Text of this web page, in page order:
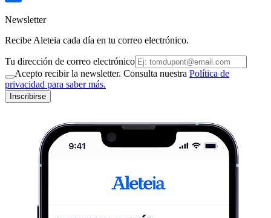
Newsletter
Recibe Aleteia cada día en tu correo electrónico.
Tu dirección de correo electrónico
Acepto recibir la newsletter. Consulta nuestra Política de
privacidad para saber más.
Inscribirse